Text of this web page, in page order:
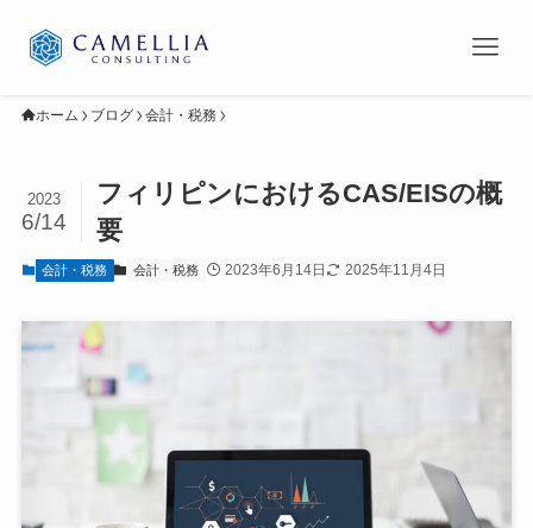
ホーム ブログ 会計・税務
フィリピンにおけるCAS/EISの概
要
2023
6/14
会計・税務 会計・税務 2023年6月14日 2025年11月4日